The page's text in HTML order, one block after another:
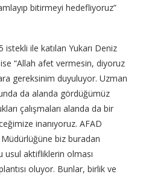
bitirmeyi hedefliyoruz”
ile katılan Yukarı Deniz
“Allah afet vermesin, diyoruz
gereksinim duyuluyor. Uzman
da alanda gördüğümüz
çalışmaları alanda da bir
inanıyoruz. AFAD
Müdürlüğüne biz buradan
aktifliklerin olması
oluyor. Bunlar, birlik ve